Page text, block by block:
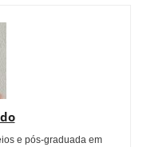
e pós-graduada em